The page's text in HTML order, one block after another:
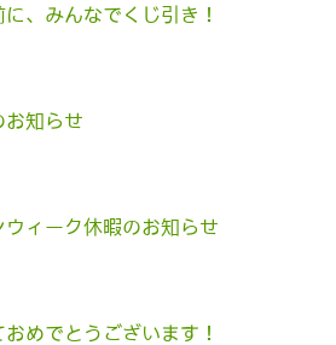
に、みんなでくじ引き！
お知らせ
ウィーク休暇のお知らせ
めでとうございます！